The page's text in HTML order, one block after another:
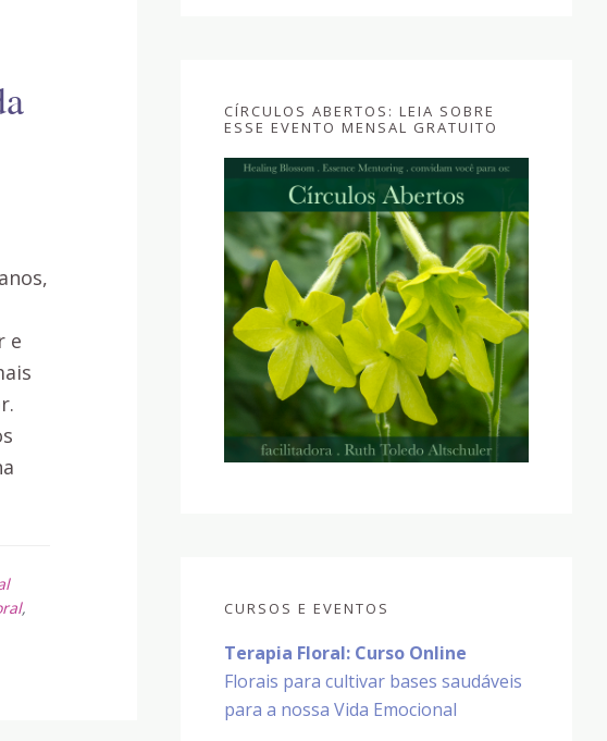
e
,
CÍRCULOS ABERTOS: LEIA SOBRE
ESSE EVENTO MENSAL GRATUITO
CURSOS E EVENTOS
Terapia Floral: Curso Online
Florais para cultivar bases saudáveis
para a nossa Vida Emocional